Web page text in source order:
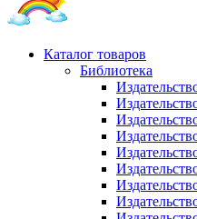
Каталог товаров
Библиотека